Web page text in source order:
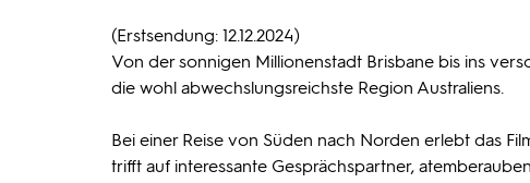
(Erstsendung: 12.12.2024)
Von der sonnigen Millionenstadt Brisbane bis ins
die wohl abwechslungsreichste Region Australiens.
Bei einer Reise von Süden nach Norden erlebt das
trifft auf interessante Gesprächspartner,